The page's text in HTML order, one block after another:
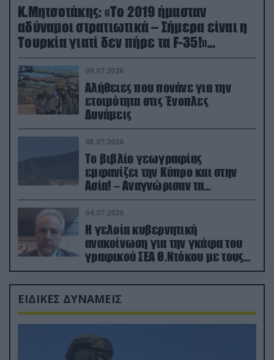
Κ.Μητσοτάκης: «Το 2019 ήμασταν
αδύναμοι στρατιωτικά – Σήμερα είναι η
Τουρκία γιατί δεν πήρε τα F-35!»
(βίντεο)
09.07.2026
Αλήθειες που πονάνε για την
ετοιμότητα στις Ένοπλες
Δυνάμεις
08.07.2026
Το βιβλίο γεωγραφίας
εμφανίζει την Κύπρο και στην
Ασία! – Αναγνώρισαν τα
κατεχόμενα; (φωτο)
04.07.2026
Η γελοία κυβερνητική
ανακοίνωση για την γκάφα του
γραφικού ΣΕΑ Θ.Ντόκου με τους
Ρώσους φαρσέρ
ΕΙΔΙΚΕΣ ΔΥΝΑΜΕΙΣ